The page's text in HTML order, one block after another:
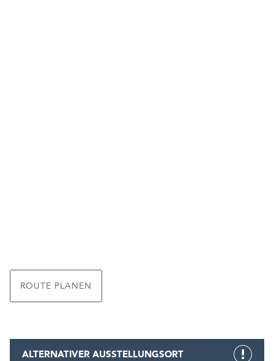
ROUTE PLANEN
ALTERNATIVER AUSSTELLUNGSORT